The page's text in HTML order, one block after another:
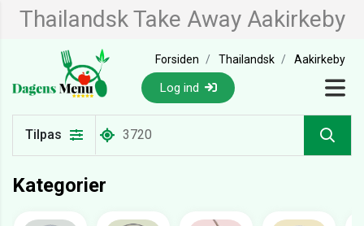
Thailandsk Take Away Aakirkeby
Forsiden Thailandsk Aakirkeby
Log ind
Tilpas
Kategorier